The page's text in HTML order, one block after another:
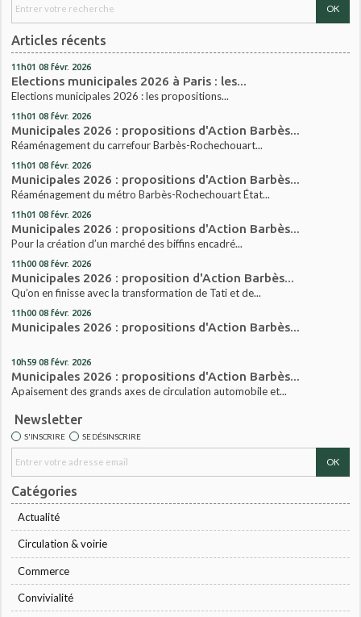
Articles récents
11h01 08 févr. 2026
Elections municipales 2026 à Paris : les...
Elections municipales 2026 : les propositions...
11h01 08 févr. 2026
Municipales 2026 : propositions d'Action Barbès...
Réaménagement du carrefour Barbès-Rochechouart...
11h01 08 févr. 2026
Municipales 2026 : propositions d'Action Barbès...
Réaménagement du métro Barbès-Rochechouart État...
11h01 08 févr. 2026
Municipales 2026 : propositions d'Action Barbès...
Pour la création d’un marché des biffins encadré...
11h00 08 févr. 2026
Municipales 2026 : proposition d'Action Barbès...
Qu’on en finisse avec la transformation de Tati et de...
11h00 08 févr. 2026
Municipales 2026 : propositions d'Action Barbès...
10h59 08 févr. 2026
Municipales 2026 : propositions d'Action Barbès...
Apaisement des grands axes de circulation automobile et...
Newsletter
S'INSCRIRE SE DÉSINSCRIRE
Catégories
Actualité
Circulation & voirie
Commerce
Convivialité